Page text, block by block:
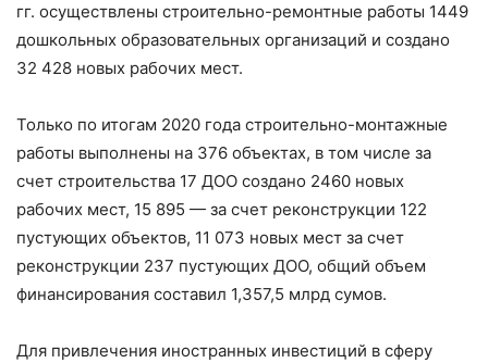
гг. осуществлены строительно-ремонтные работы 1449
дошкольных образовательных организаций и создано
32 428 новых рабочих мест.
Только по итогам 2020 года строительно-монтажные
работы выполнены на 376 объектах, в том числе за
счет строительства 17 ДОО создано 2460 новых
рабочих мест, 15 895 — за счет реконструкции 122
пустующих объектов, 11 073 новых мест за счет
реконструкции 237 пустующих ДОО, общий объем
финансирования составил 1,357,5 млрд сумов.
Для привлечения иностранных инвестиций в сферу